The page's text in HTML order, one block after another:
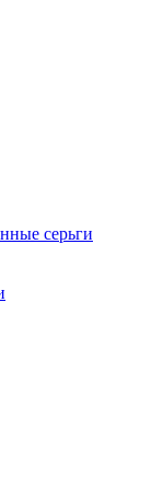
серьги